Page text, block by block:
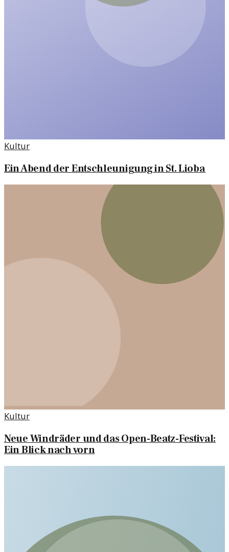
Kultur
Ein Abend der Entschleunigung in St. Lioba
Kultur
Neue Windräder und das Open-Beatz-Festival:
Ein Blick nach vorn